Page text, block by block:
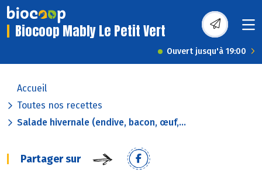
Biocoop Mably Le Petit Vert
Ouvert jusqu'à 19:00
Accueil
Toutes nos recettes
Salade hivernale (endive, bacon, œuf,...
Partager sur